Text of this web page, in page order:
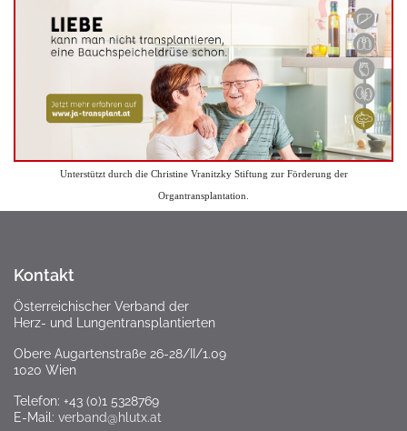
Unterstützt durch die Christine Vranitzky Stiftung zur Förderung der
Organtransplantation.
Kontakt
Österreichischer Verband der
Herz- und Lungentransplantierten
Obere Augartenstraße 26-28/II/1.09
1020 Wien
Telefon: +43 (0)1 5328769
E-Mail: verband@hlutx.at